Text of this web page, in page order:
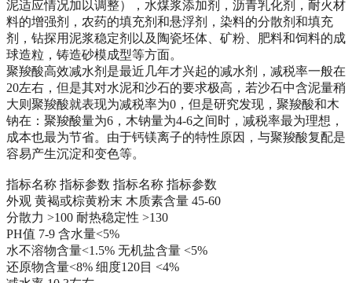
泥适应情况加以调整），水煤浆添加剂，沥青乳化剂，耐火材
料的增强剂，农药的填充剂和悬浮剂，染料的分散剂和填充
剂，钻探用泥浆稳定剂以及陶瓷坯体、矿粉、肥料和饲料的成
球造粒，铸造砂模成型等方面。
聚羧酸高效减水剂是最近几年才兴起的减水剂，减税率一般在
20左右，但是其对水泥和沙石的要求极高，若沙石中含泥量稍
大则聚羧酸就表现为减税率为0，但是研究发现，聚羧酸和木
钠在：聚羧酸量为6，木钠量为4-6之间时，减税率最为理想，
成本也最为节省。由于钙镁离子的特性原因，与聚羧酸复配是
容易产生沉淀和变色等。
指标名称 指标参数 指标名称 指标参数
外观 黄褐或棕黄粉末 木质素含量 45-60
分散力 >100 耐热稳定性 >130
PH值 7-9 含水量<5%
水不溶物含量<1.5% 无机盐含量 <5%
还原物含量<8% 细度120目 <4%